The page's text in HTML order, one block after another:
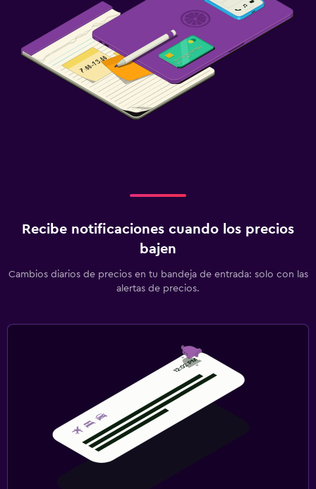
Recibe notificaciones cuando los precios
bajen
Cambios diarios de precios en tu bandeja de entrada: solo con las
alertas de precios.